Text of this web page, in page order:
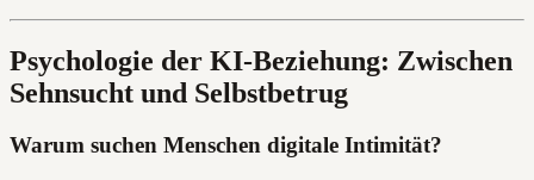
Psychologie der KI-Beziehung: Zwischen
Sehnsucht und Selbstbetrug
Warum suchen Menschen digitale Intimität?